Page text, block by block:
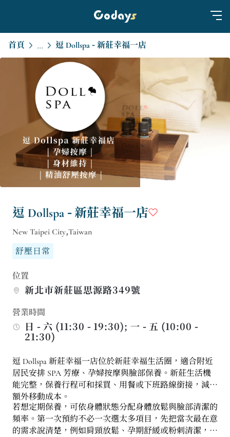
首頁 ... 逗 Dollspa - 新莊幸福一店
逗 Dollspa - 新莊幸福一店
New Taipei City,Taiwan
舒壓日常
位置
新北市新莊區思源路349號
營業時間
日 - 六 (11:30 - 19:30); 一 - 五 (10:00 -
21:30)
逗 Dollspa 新莊幸福一店位於新莊幸福生活圈，適合附近
居民安排 SPA 芳療、孕婦按摩與臉部保養。新莊生活機
能完整，保養行程可和採買、用餐或下班路線銜接，減少
額外移動成本。
若想定期保養，可依身體狀態分配身體放鬆與臉部清潔的
頻率。第一次預約不必一次選太多項目，先把當次最在意
的需求說清楚，例如肩頸放鬆、孕期舒緩或粉刺清潔，流